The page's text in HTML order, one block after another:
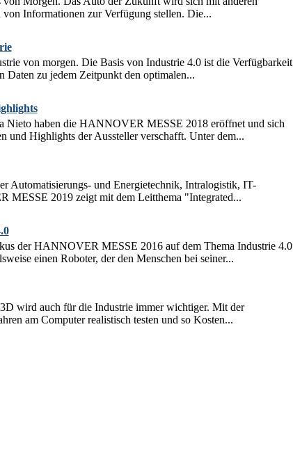
Informationen zur Verfügung stellen. Die...
von morgen. Die Basis von Industrie 4.0 ist die Verfügbarkeit
Daten zu jedem Zeitpunkt den optimalen...
Nieto haben die HANNOVER MESSE 2018 eröffnet und sich
und Highlights der Aussteller verschafft. Unter dem...
Automatisierungs- und Energietechnik, Intralogistik, IT-
MESSE 2019 zeigt mit dem Leitthema "Integrated...
der HANNOVER MESSE 2016 auf dem Thema Industrie 4.0
einen Roboter, der den Menschen bei seiner...
wird auch für die Industrie immer wichtiger. Mit der
am Computer realistisch testen und so Kosten...